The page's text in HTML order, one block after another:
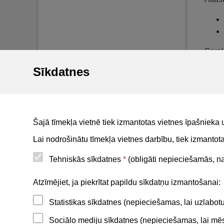
Sīkdatnes
Šajā tīmekļa vietnē tiek izmantotas vietnes īpašnieka
Lai nodrošinātu tīmekļa vietnes darbību, tiek
Tehniskās sīkdatnes * (obligāti nepieciešamās,
Atzīmējiet, ja piekrītat papildu sīkdatņu izmantošanai:
Statistikas sīkdatnes (nepieciešamas, lai
Sociālo mediju sīkdatnes (nepieciešamas, lai
Noderīgi
Privātuma politika